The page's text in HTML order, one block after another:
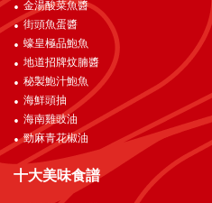
金湯酸菜魚醬
街頭魚蛋醬
蠔皇極品鮑魚
地道招牌炆腩醬
秘製鮑汁鮑魚
海鮮頭抽
海南雞豉油
勁麻青花椒油
十大美味食譜